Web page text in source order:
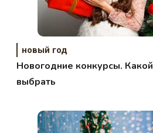
новый год
Новогодние конкурсы. Какой
выбрать